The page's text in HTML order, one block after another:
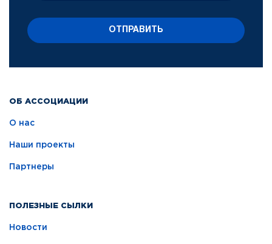
ОБ АССОЦИАЦИИ
О нас
Наши проекты
Партнеры
ПОЛЕЗНЫЕ СЫЛКИ
Новости
ОТПРАВИТЬ